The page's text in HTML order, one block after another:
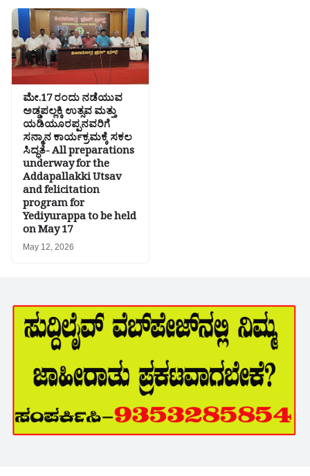
ಮೇ.17 ರಂದು ನಡೆಯುವ
ಅಡ್ಡಪಲ್ಲಕ್ಕಿ ಉತ್ಸವ ಮತ್ತು
ಯಡಿಯೂರಪ್ಪನವರಿಗೆ
ಸನ್ಮಾನ ಕಾರ್ಯಕ್ರಮಕ್ಕೆ ಸಕಲ
ಸಿದ್ಧತೆ- All preparations
underway for the
Addapallakki Utsav
and felicitation
program for
Yediyurappa to be held
on May 17
May 12, 2026